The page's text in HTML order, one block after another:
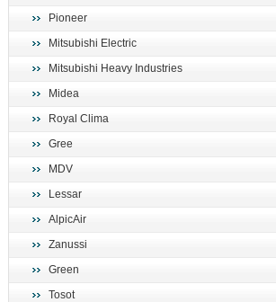
Pioneer
Mitsubishi Electric
Mitsubishi Heavy Industries
Midea
Royal Clima
Gree
MDV
Lessar
AlpicAir
Zanussi
Green
Tosot